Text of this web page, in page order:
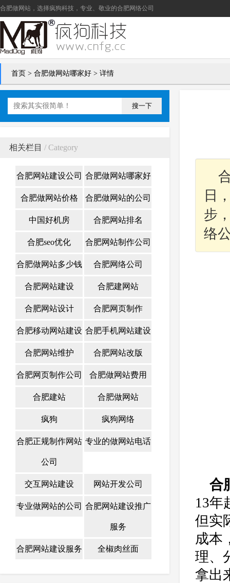
合肥做网站 ，选择疯狗科技，专业、敬业的合肥网络公司
首页 > 合肥做网站哪家好 > 详情
搜一下
相关栏目 / Category
合肥网站建设公司 合肥做网站哪家好
合肥做网站价格 合肥做网站的公司
中国好机房 合肥网站排名
合肥seo优化 合肥网站制作公司
合肥做网站多少钱 合肥网络公司
合肥网站建设 合肥建网站
合肥网站设计 合肥网页制作
合肥移动网站建设 合肥手机网站建设
合肥网站维护 合肥网站改版
合肥网页制作公司 合肥做网站费用
合肥建站 合肥做网站
疯狗 疯狗网络
合肥正规制作网站
公司
专业的做网站电话
交互网站建设 网站开发公司
专业做网站的公司 合肥网站建设推广
服务
合肥网站建设服务 全椒肉丝面
日
步
络
合
13年
但实
成本
理、
拿出